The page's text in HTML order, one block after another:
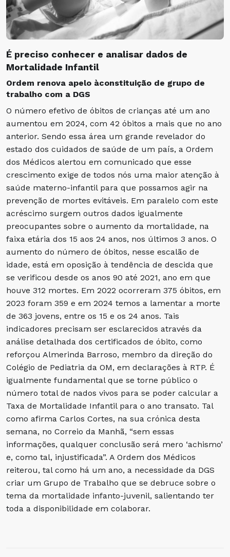
É preciso conhecer e analisar dados de
Mortalidade Infantil
Ordem renova apelo àconstituição de grupo de
trabalho com a DGS
O número efetivo de óbitos de crianças até um ano
aumentou em 2024, com 42 óbitos a mais que no ano
anterior. Sendo essa área um grande revelador do
estado dos cuidados de saúde de um país, a Ordem
dos Médicos alertou em comunicado que esse
crescimento exige de todos nós uma maior atenção à
saúde materno-infantil para que possamos agir na
prevenção de mortes evitáveis. Em paralelo com este
acréscimo surgem outros dados igualmente
preocupantes sobre o aumento da mortalidade, na
faixa etária dos 15 aos 24 anos, nos últimos 3 anos. O
aumento do número de óbitos, nesse escalão de
idade, está em oposição à tendência de descida que
se verificou desde os anos 90 até 2021, ano em que
houve 312 mortes. Em 2022 ocorreram 375 óbitos, em
2023 foram 359 e em 2024 temos a lamentar a morte
de 363 jovens, entre os 15 e os 24 anos. Tais
indicadores precisam ser esclarecidos através da
análise detalhada dos certificados de óbito, como
reforçou Almerinda Barroso, membro da direção do
Colégio de Pediatria da OM, em declarações à RTP. É
igualmente fundamental que se torne público o
número total de nados vivos para se poder calcular a
Taxa de Mortalidade Infantil para o ano transato. Tal
como afirma Carlos Cortes, na sua crónica desta
semana, no Correio da Manhã, “sem essas
informações, qualquer conclusão será mero ‘achismo’
e, como tal, injustificada”. A Ordem dos Médicos
reiterou, tal como há um ano, a necessidade da DGS
criar um Grupo de Trabalho que se debruce sobre o
tema da mortalidade infanto-juvenil, salientando ter
toda a disponibilidade em colaborar.